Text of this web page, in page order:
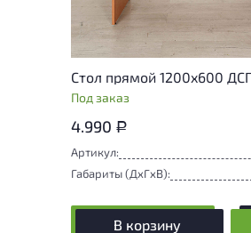
Под заказ
4.990 Р
Артикул:
Габариты (ДxГxВ):
В корзину